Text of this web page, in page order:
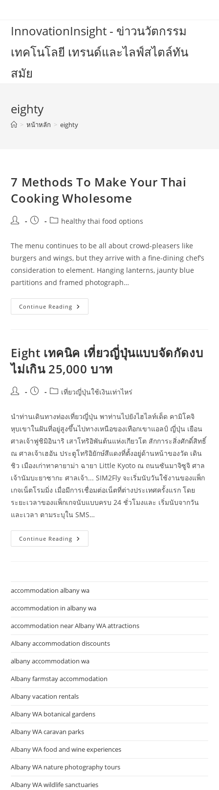
contentInnovationInsight - ข่าวนวัตกรรม
เทคโนโลยี เทรนด์และไลฟ์สไตล์ทัน
สมัย
eighty
> หน้าหลัก > eighty
7 Methods To Make Your Thai
Cooking Wholesome
Post
Post
Posthealthy thai food options
The menu continues to be all about crowd-pleasers like
burgers and wings, but they arrive with a fine-dining chef’s
consideration to element. Hanging lanterns, jaunty blue
partitions and framed photograph…
Continue Reading
Methods
Cooking
Wholesome
Eight เทคนิค เที่ยวญี่ปุ่นแบบจัดกัดงบ
ไม่เกิน 25,000 บาท
Post
Post
Postเที่ยวญี่ปุ่นใช้เงินเท่าไหร่
นำท่านเดินทางท่องเที่ยวญี่ปุ่น พาท่านไปยังไฮไลท์เด็ด คามิโคจิ
หุบเขาในฝันที่อยู่สูงขึ้นไปทางเหนือของเทือกเขาแอลป์ ญี่ปุ่น เยือน
ศาลเจ้าฟูชิมิอินาริ เสาโทริอิพันต้นแห่งเกียวโต สักการะสิ่งศักดิ์สิทธิ์
ณ ศาลเจ้าเฮอัน ประตูโทริอิยักษ์สีแดงที่ตั้งอยู่ด้านหน้าของวัด เดิน
ชิว เมืองเก่าทาคายาม่า ฉายา Little Kyoto ณ ถนนซันมาจิซูจิ ศาล
เจ้านัมบะยาซากะ ศาลเจ้า... SIM2Fly จะเริ่มนับวันใช้งานของแพ็ก
เกจเน็ตโรมมิ่ง เมื่อมีการเชื่อมต่อเน็ตที่ต่างประเทศครั้งแรก โดย
ระยะเวลาของแพ็กเกจนับแบบครบ 24 ชั่วโมงและ เริ่มนับจากวัน
และเวลา ตามระบุใน SMS…
Continue Reading Eight
เทคนิค
ไม่
25,000
บาท
accommodation albany wa
accommodation in albany wa
accommodation near Albany WA attractions
Albany accommodation discounts
albany accommodation wa
Albany farmstay accommodation
Albany vacation rentals
Albany WA botanical gardens
Albany WA caravan parks
Albany WA food and wine experiences
Albany WA nature photography tours
Albany WA wildlife sanctuaries